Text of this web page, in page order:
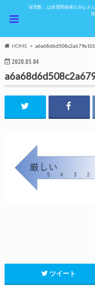
「保育塾」は保育関係者のみなさ
HOME
2020.05.04
ツイート